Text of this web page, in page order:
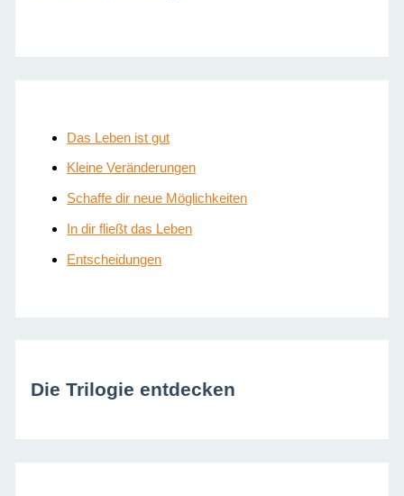
Das Leben ist gut
Kleine Veränderungen
Schaffe dir neue Möglichkeiten
In dir fließt das Leben
Entscheidungen
Die Trilogie entdecken